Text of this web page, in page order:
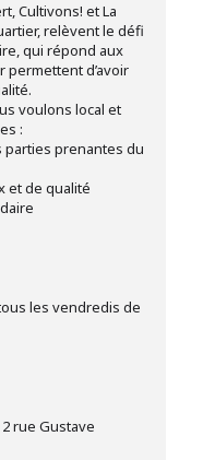
Cultivons! et La
relèvent le défi
qui répond aux
permettent d’avoir
voulons local et
:
parties prenantes du
et de qualité
les vendredis de
rue Gustave